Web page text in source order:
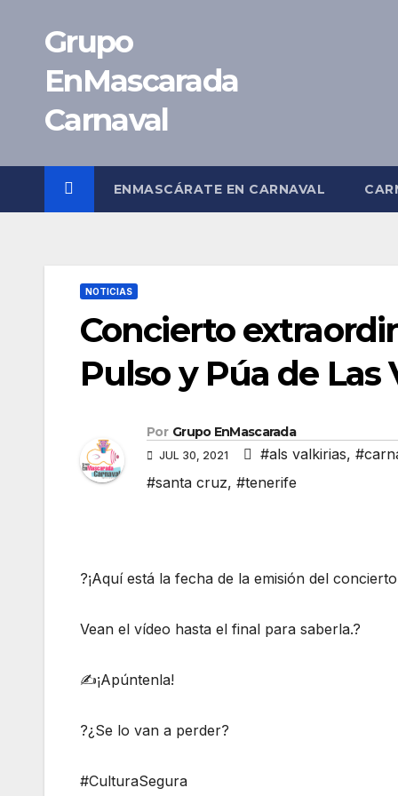
contenido
Grupo
EnMascarada
Carnaval
ENMASCÁRATE EN CARNAVAL
NOTICIAS
Concierto
Pulso y Púa de Las
Por Grupo EnMascarada
JUL 30, 2021 #als valkirias,
#santa cruz, #tenerife
?¡Aquí está la fecha de la emisión del
Vean el vídeo hasta el final para saberla.?
✍️¡Apúntenla!
?¿Se lo van a perder?
#CulturaSegura